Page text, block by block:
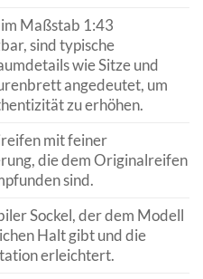
Maßstab 1:43
sind typische
wie Sitze und
angedeutet, um
zu erhöhen.
mit feiner
die dem Originalreifen
sind.
Sockel, der dem Modell
Halt gibt und die
erleichtert.